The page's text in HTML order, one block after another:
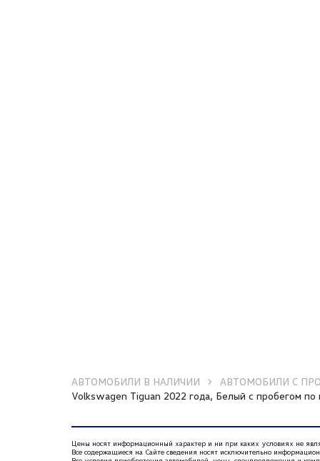
АВТОМОБИЛИ В НАЛИЧИИ
АВТОМОБИЛИ С
Volkswagen Tiguan 2022 года, Белый с пробегом
Цены носят информационный характер и ни при каких условиях не
Все содержащиеся на Сайте сведения носят исключительно